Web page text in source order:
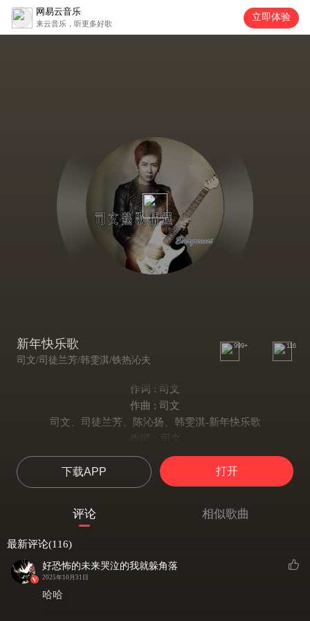
网易云音乐
来云音乐，听更多好歌
立即体验
新年快乐歌
司文/司徒兰芳/韩雯淇/铁热沁夫
999+ 116
作词 : 司文
作曲 : 司文
司文、司徒兰芳、陈沁扬、韩雯淇-新年快乐歌
作词：司文
作曲：司文
编曲：铁热沁夫
新年快乐恭喜你发财
新年快乐好运常常在
下载APP 打开
评论 相似歌曲
最新评论(116)
好恐怖的未来哭泣的我就躲角落
2025年10月31日
哈哈